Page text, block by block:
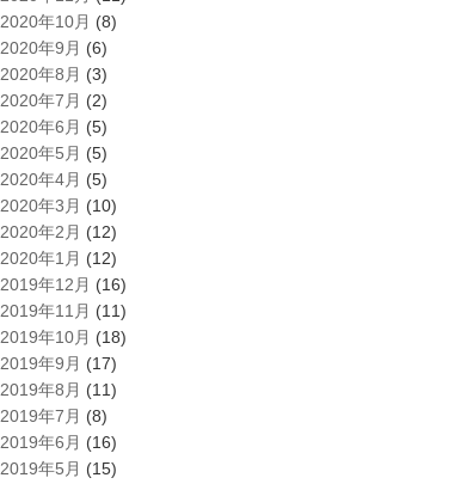
2020年10月 (8)
2020年9月 (6)
2020年8月 (3)
2020年7月 (2)
2020年6月 (5)
2020年5月 (5)
2020年4月 (5)
2020年3月 (10)
2020年2月 (12)
2020年1月 (12)
2019年12月 (16)
2019年11月 (11)
2019年10月 (18)
2019年9月 (17)
2019年8月 (11)
2019年7月 (8)
2019年6月 (16)
2019年5月 (15)